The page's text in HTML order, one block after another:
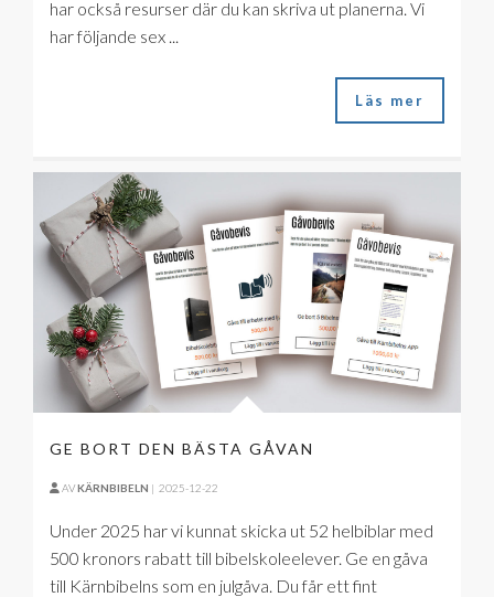
har också resurser där du kan skriva ut planerna. Vi
har följande sex ...
Läs mer
GE BORT DEN BÄSTA GÅVAN
AVKÄRNBIBELN | 2025-12-22
Under 2025 har vi kunnat skicka ut 52 helbiblar med
500 kronors rabatt till bibelskoleelever. Ge en gåva
till Kärnbibelns som en julgåva. Du får ett fint